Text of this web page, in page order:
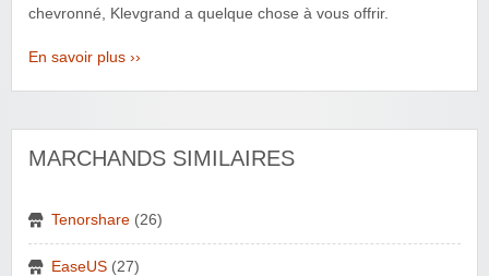
chevronné, Klevgrand a quelque chose à vous offrir.
En savoir plus ››
MARCHANDS SIMILAIRES
Tenorshare (26)
EaseUS (27)